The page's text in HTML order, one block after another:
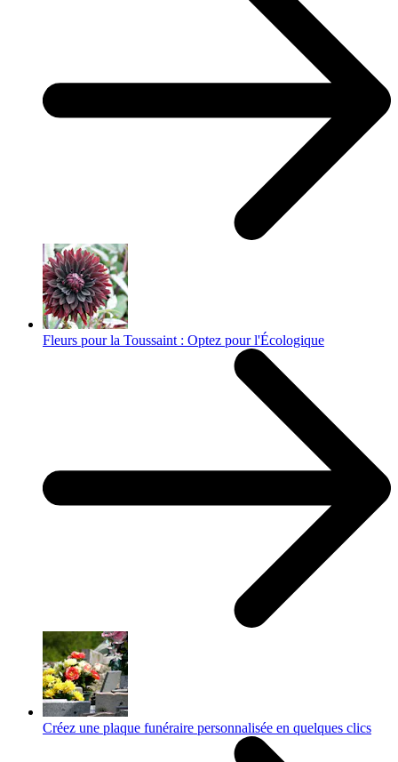
Fleurs pour la Toussaint : Optez pour l'Écologique
Créez une plaque funéraire personnalisée en quelques clics